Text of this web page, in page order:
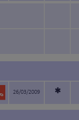
26/03/2009 *